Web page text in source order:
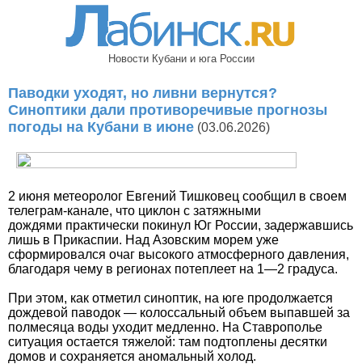
Новости Кубани и юга России
Паводки уходят, но ливни вернутся?
Синоптики дали противоречивые прогнозы
погоды на Кубани в июне (03.06.2026)
2 июня метеоролог Евгений Тишковец сообщил в своем
телеграм-канале, что циклон с затяжными
дождями практически покинул Юг России, задержавшись
лишь в Прикаспии. Над Азовским морем уже
сформировался очаг высокого атмосферного давления,
благодаря чему в регионах потеплеет на 1—2 градуса.
При этом, как отметил синоптик, на юге продолжается
дождевой паводок — колоссальный объем выпавшей за
полмесяца воды уходит медленно. На Ставрополье
ситуация остается тяжелой: там подтоплены десятки
домов и сохраняется аномальный холод.